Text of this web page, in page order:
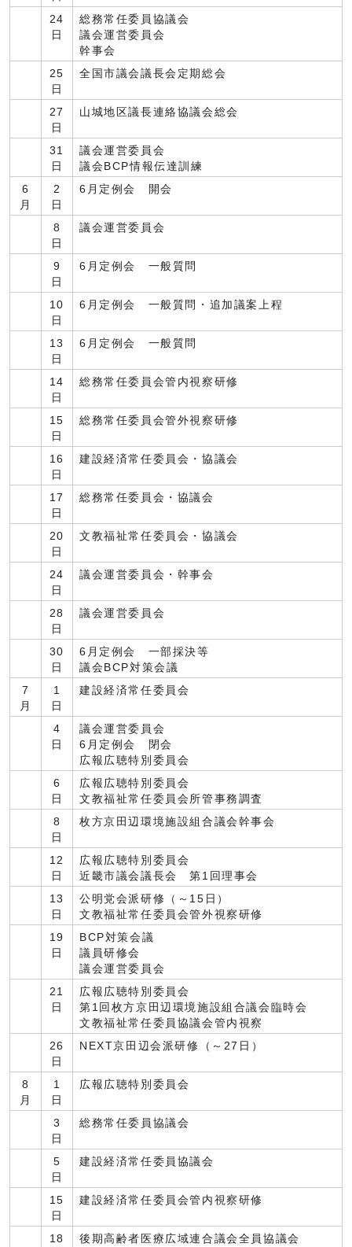
24
日
総務常任委員協議会
議会運営委員会
幹事会
25
日
全国市議会議長会定期総会
27
日
山城地区議長連絡協議会総会
31
日
議会運営委員会
議会BCP情報伝達訓練
6
月
2
日
6月定例会 開会
8
日
議会運営委員会
9
日
6月定例会 一般質問
10
日
6月定例会 一般質問・追加議案上程
13
日
6月定例会 一般質問
14
日
総務常任委員会管内視察研修
15
日
総務常任委員会管外視察研修
16
日
建設経済常任委員会・協議会
17
日
総務常任委員会・協議会
20
日
文教福祉常任委員会・協議会
24
日
議会運営委員会・幹事会
28
日
議会運営委員会
30
日
6月定例会 一部採決等
議会BCP対策会議
7
月
1
日
建設経済常任委員会
4
日
議会運営委員会
6月定例会 閉会
広報広聴特別委員会
6
日
広報広聴特別委員会
文教福祉常任委員会所管事務調査
8
日
枚方京田辺環境施設組合議会幹事会
12
日
広報広聴特別委員会
近畿市議会議長会 第1回理事会
13
日
公明党会派研修（～15日）
文教福祉常任委員会管外視察研修
19
日
BCP対策会議
議員研修会
議会運営委員会
21
日
広報広聴特別委員会
第1回枚方京田辺環境施設組合議会臨時会
文教福祉常任委員協議会管内視察
26
日
NEXT京田辺会派研修（～27日）
8
月
1
日
広報広聴特別委員会
3
日
総務常任委員協議会
5
日
建設経済常任委員協議会
15
日
建設経済常任委員会管内視察研修
18
後期高齢者医療広域連合議会全員協議会